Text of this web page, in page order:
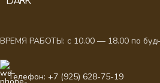
ВРЕМЯ РАБОТЫ: с 10.00 — 18.00 по
Телефон: +7 (925) 628-75-19